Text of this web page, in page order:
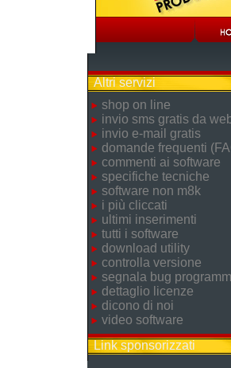
Altri servizi
shop on line
invio sms gratis da
invio e-mail gratis
domande frequenti
commenti ai software
specifiche tecniche
software non m8k
i più cliccati
ultimi inserimenti
tutti i software
download utility
controlla versione
segnala bug
dettaglio licenze
dicono di noi
video software
Link sponsorizzati